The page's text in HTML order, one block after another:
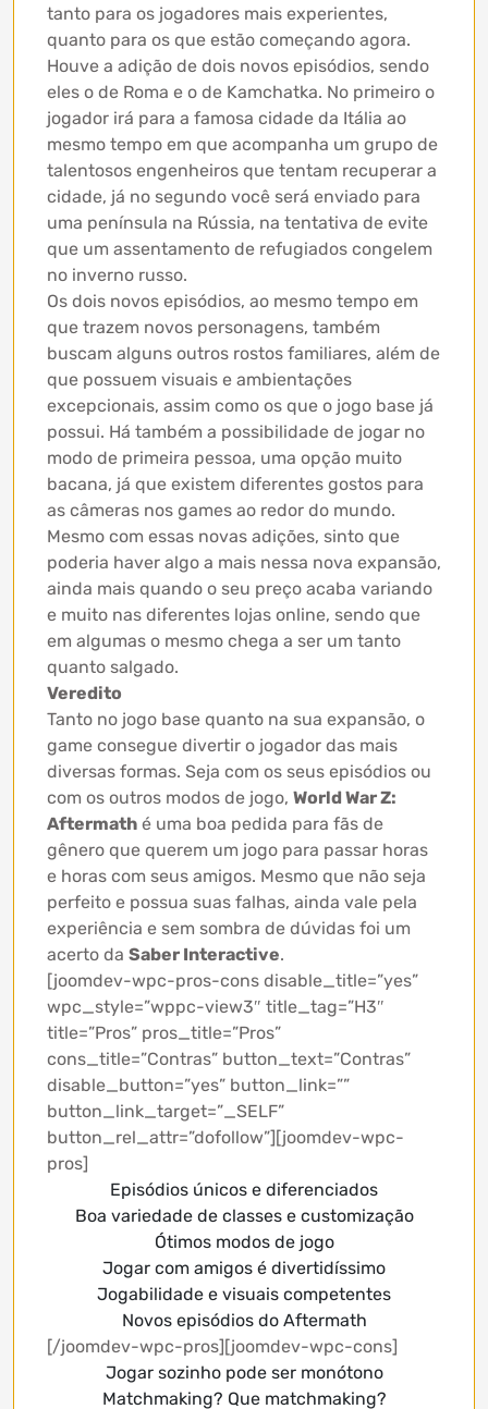
tanto para os jogadores mais experientes,
quanto para os que estão começando agora.
Houve a adição de dois novos episódios, sendo
eles o de Roma e o de Kamchatka. No primeiro o
jogador irá para a famosa cidade da Itália ao
mesmo tempo em que acompanha um grupo de
talentosos engenheiros que tentam recuperar a
cidade, já no segundo você será enviado para
uma península na Rússia, na tentativa de evite
que um assentamento de refugiados congelem
no inverno russo.
Os dois novos episódios, ao mesmo tempo em
que trazem novos personagens, também
buscam alguns outros rostos familiares, além de
que possuem visuais e ambientações
excepcionais, assim como os que o jogo base já
possui. Há também a possibilidade de jogar no
modo de primeira pessoa, uma opção muito
bacana, já que existem diferentes gostos para
as câmeras nos games ao redor do mundo.
Mesmo com essas novas adições, sinto que
poderia haver algo a mais nessa nova expansão,
ainda mais quando o seu preço acaba variando
e muito nas diferentes lojas online, sendo que
em algumas o mesmo chega a ser um tanto
quanto salgado.
Veredito
Tanto no jogo base quanto na sua expansão, o
game consegue divertir o jogador das mais
diversas formas. Seja com os seus episódios ou
com os outros modos de jogo, World War Z:
Aftermath é uma boa pedida para fãs de
gênero que querem um jogo para passar horas
e horas com seus amigos. Mesmo que não seja
perfeito e possua suas falhas, ainda vale pela
experiência e sem sombra de dúvidas foi um
acerto da Saber Interactive.
[joomdev-wpc-pros-cons disable_title=”yes”
wpc_style=”wppc-view3″ title_tag=”H3″
title=”Pros” pros_title=”Pros”
cons_title=”Contras” button_text=”Contras”
disable_button=”yes” button_link=””
button_link_target=”_SELF”
button_rel_attr=”dofollow”][joomdev-wpc-
pros]
Episódios únicos e diferenciados
Boa variedade de classes e customização
Ótimos modos de jogo
Jogar com amigos é divertidíssimo
Jogabilidade e visuais competentes
Novos episódios do Aftermath
[/joomdev-wpc-pros][joomdev-wpc-cons]
Jogar sozinho pode ser monótono
Matchmaking? Que matchmaking?